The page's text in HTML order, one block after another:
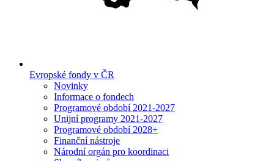
Evropské fondy v ČR
Novinky
Informace o fondech
Programové období 2021-2027
Unijní programy 2021-2027
Programové období 2028+
Finanční nástroje
Národní orgán pro koordinaci